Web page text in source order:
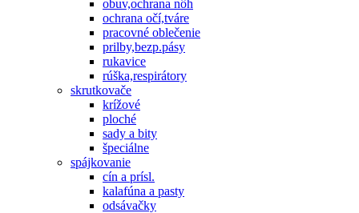
obuv,ochrana nôh
ochrana očí,tváre
pracovné oblečenie
prilby,bezp.pásy
rukavice
rúška,respirátory
skrutkovače
krížové
ploché
sady a bity
špeciálne
spájkovanie
cín a prísl.
kalafúna a pasty
odsávačky